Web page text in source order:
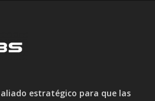
aliado estratégico para que las